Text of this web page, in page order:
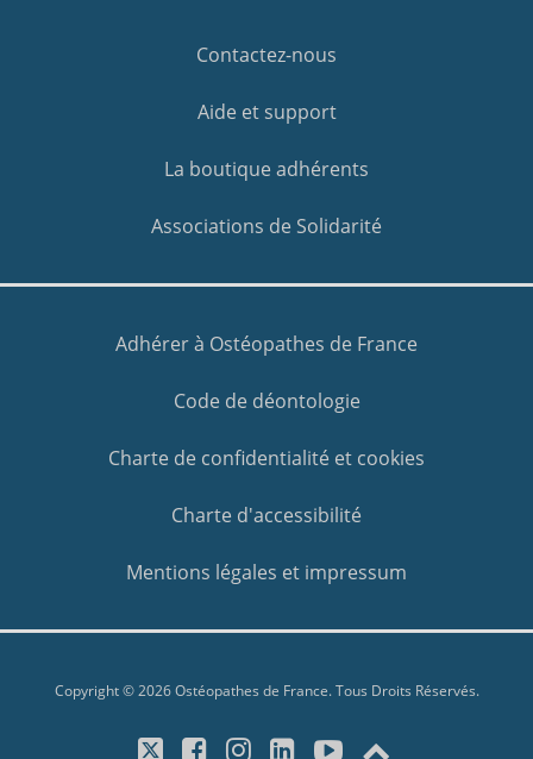
Contactez-nous
Aide et support
La boutique adhérents
Associations de Solidarité
Adhérer à Ostéopathes de France
Code de déontologie
Charte de confidentialité et cookies
Charte d'accessibilité
Mentions légales et impressum
Copyright © 2026 Ostéopathes de France. Tous Droits Réservés.
X/Twitter
Facebook
Instagram
LinkedInYouTube
Top